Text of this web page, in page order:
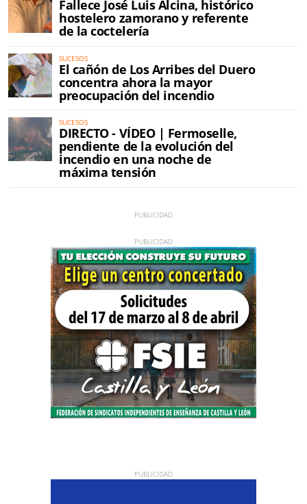
Fallece José Luis Alcina, histórico
hostelero zamorano y referente
de la coctelería
SUCESOS
El cañón de Los Arribes del Duero
concentra ahora la mayor
preocupación del incendio
SUCESOS
DIRECTO - VÍDEO | Fermoselle,
pendiente de la evolución del
incendio en una noche de
máxima tensión